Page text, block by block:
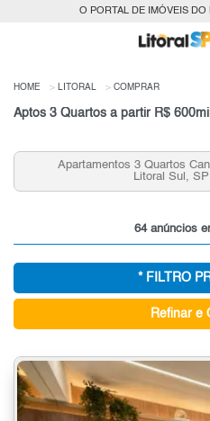
O PORTAL DE IMÓVEIS DO
HOME LITORAL COMPRAR
Apartamentos 3 Quartos
Litoral Sul,
64 anúncios
* FILTRO
Refinar e